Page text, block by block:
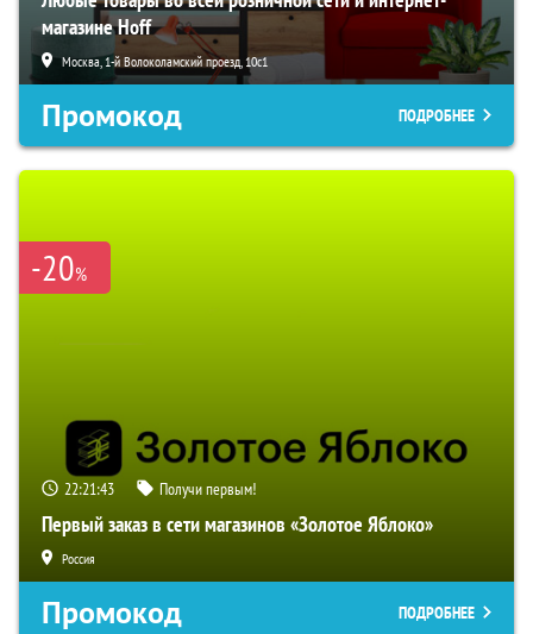
магазине Hoff
Москва, 1-й Волоколамский проезд, 10с1
Промокод ПОДРОБНЕЕ
-20%
22:21:42 Получи первым!
Первый заказ в сети магазинов «Золотое Яблоко»
Россия
Промокод ПОДРОБНЕЕ